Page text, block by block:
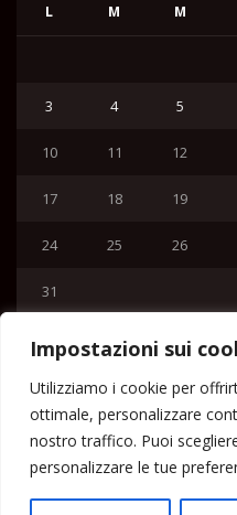
Impostazioni sui
Utilizziamo i cookie per
ottimale, personalizzare
nostro traffico. Puoi
personalizzare le tue
L M M
3 4 5
10 11 12
17 18 19
24 25 26
31
Home
Lipari News
Cronaca Lipari